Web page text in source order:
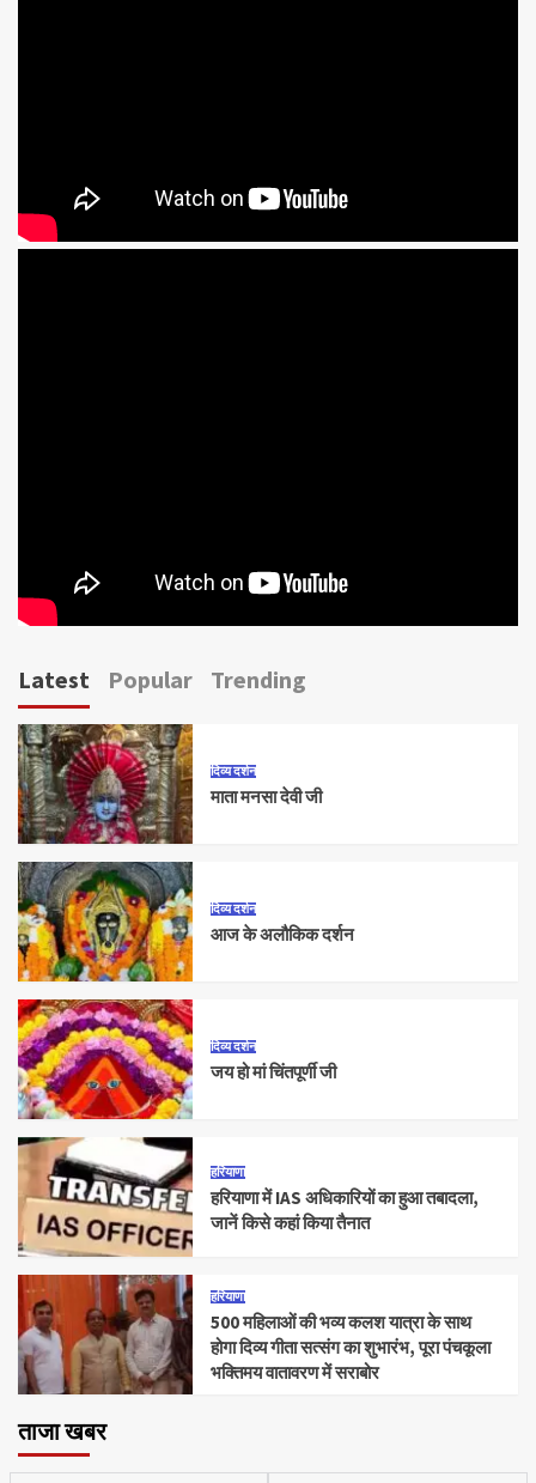
Latest Popular Trending
दिव्य दर्शन
माता मनसा देवी जी
दिव्य दर्शन
आज के अलौकिक दर्शन
दिव्य दर्शन
जय हो मां चिंतपूर्णी जी
हरियाणा
हरियाणा में IAS अधिकारियों का हुआ तबादला,
जानें किसे कहां किया तैनात
हरियाणा
500 महिलाओं की भव्य कलश यात्रा के साथ
होगा दिव्य गीता सत्संग का शुभारंभ, पूरा पंचकूला
भक्तिमय वातावरण में सराबोर
ताजा खबर